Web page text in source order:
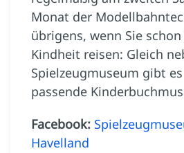
Monat der
übrigens, wenn Sie
Kindheit reisen: Gleich
Spielzeugmuseum gibt
passende
Facebook:
Havelland